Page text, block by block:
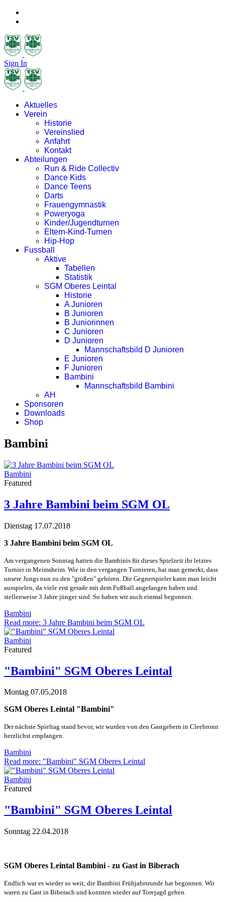
Sign In
Aktuelles
Verein
Historie
Vereinslied
Anfahrt
Kontakt
Abteilungen
Run & Ride Collectiv
Dance Kids
Dance Teens
Darts
Frauengymnastik
Poweryoga
Kinder/Jugendturnen
Eltern-Kind-Turnen
Hip-Hop
Fussball
Aktive
Tabellen
Statistik
SGM Oberes Leintal
Historie
A Junioren
B Junioren
B Juniorinnen
C Junioren
D Junioren
Mannschaftsbild D Junioren
E Junioren
F Junioren
Bambini
Mannschaftsbild Bambini
AH
Sponsoren
Downloads
Shop
Bambini
Bambini
Featured
3 Jahre Bambini beim SGM OL
Dienstag 17.07.2018
3 Jahre Bambini beim SGM OL
Am vergangenen Sonntag hatten die Bambinis für dieses Spielzeit ihr letztes
Turnier in Meimsheim. Wie in den vergangen Turnieren, hat man gemerkt, dass
unsere Jungs nun zu den "großen" gehören. Die Gegnerspieler kann man leicht
ausspielen, da viele erst gerade mit dem Fußball angefangen haben und
stellenweise 3 Jahre jünger sind. So haben wir auch einmal begonnen.
Bambini
Read more: 3 Jahre Bambini beim SGM OL
Bambini
Featured
"Bambini" SGM Oberes Leintal
Montag 07.05.2018
SGM Oberes Leintal "Bambini"
Der nächste Spieltag stand bevor, wir wurden von den Gastgebern in Cleebronn
herzlichst empfangen.
Bambini
Read more: "Bambini" SGM Oberes Leintal
Bambini
Featured
"Bambini" SGM Oberes Leintal
Sonntag 22.04.2018
SGM Oberes Leintal Bambini - zu Gast in Biberach
Endlich war es wieder so weit, die Bambini Frühjahrsrunde hat begonnen. Wir
waren zu Gast in Biberach und konnten wieder auf Torejagd gehen.